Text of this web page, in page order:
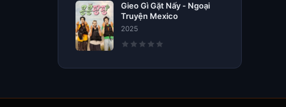
Gieo Gì Gặt Nấy - Ngoại
Truyện Mexico
2025